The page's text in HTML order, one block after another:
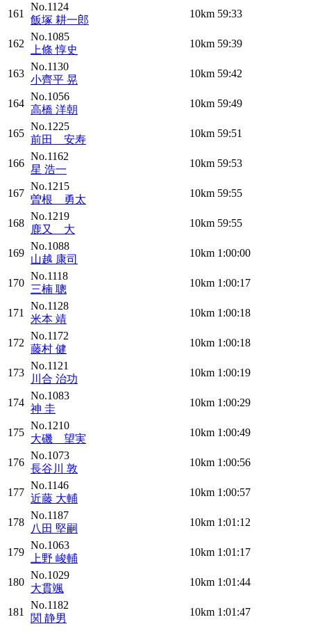
161
No.1124
飯塚 耕一郎
10km 59:33
162
No.1085
上條 惇史
10km 59:39
163
No.1130
小齊平 晃
10km 59:42
164
No.1056
高橋 洋朝
10km 59:49
165
No.1225
前田 安寿
10km 59:51
166
No.1162
星 浩一
10km 59:53
167
No.1215
曽根 勇太
10km 59:55
168
No.1219
鹿又 大
10km 59:55
169
No.1088
山越 康司
10km 1:00:00
170
No.1118
三楠 聰
10km 1:00:17
171
No.1128
米本 靖
10km 1:00:18
172
No.1172
藤村 健
10km 1:00:18
173
No.1121
川合 治功
10km 1:00:19
174
No.1083
神 圭
10km 1:00:29
175
No.1210
大磯 望実
10km 1:00:49
176
No.1073
長谷川 敦
10km 1:00:56
177
No.1146
近藤 大輔
10km 1:00:57
178
No.1187
八田 堅嗣
10km 1:01:12
179
No.1063
上野 峻輔
10km 1:01:17
180
No.1029
大貫颯
10km 1:01:44
181
No.1182
関 静男
10km 1:01:47